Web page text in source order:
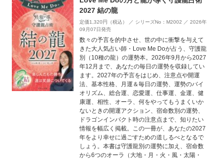
2027 結の龍
定価1,320円（税込） ／ シリーズNo：M2002 ／ 2026年
09月07日発売
数々の予言を的中させ、世の中に衝撃を与えて
きた大人気占い師・Love Me Doが占う、守護龍
別（10種の龍）の運勢本。2026年9月から2027
年12月まで、あなたの毎日の運勢を収録してい
ます。2027年の予言をはじめ、注意点や開運
法、基本性格、月運＆毎日の運勢、運勢のバイ
オリズム、総合運、恋愛運、仕事運、金運、健
康運、相性、オーラ、何をやってもうまくいか
ないときの開運アクション、宿命数別の運勢、
ドラゴンインパクト時の注意点まで、知りたい
情報を幅広く掲載。この一冊が、あなたの2027
年をより幸せに過ごすための道しるべとなるで
しょう。本書は守護龍別の運勢に加え、宿命数
から6つのオーラ（大地・月・火・風・太陽・